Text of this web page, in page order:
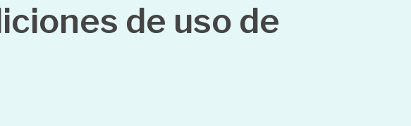
de uso de